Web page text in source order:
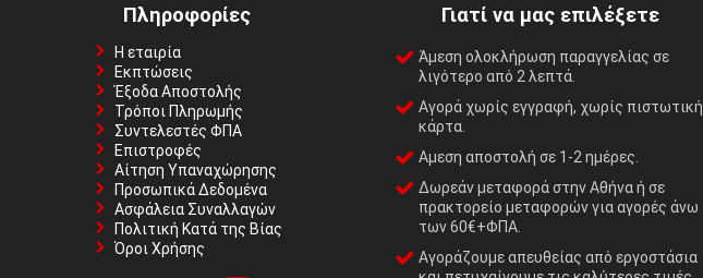
Πληροφορίες
Η εταιρία
Εκπτώσεις
Έξοδα Αποστολής
Τρόποι Πληρωμής
Συντελεστές ΦΠΑ
Επιστροφές
Αίτηση Υπαναχώρησης
Προσωπικά Δεδομένα
Ασφάλεια Συναλλαγών
Πολιτική Κατά της Βίας
Όροι Χρήσης
Γιατί να μας επιλέξετε
Άμεση ολοκλήρωση παραγγελίας σε
λιγότερο από 2 λεπτά.
Αγορά χωρίς εγγραφή, χωρίς πιστωτική
κάρτα.
Αμεση αποστολή σε 1-2 ημέρες.
Δωρεάν μεταφορά στην Αθήνα ή σε
πρακτορείο μεταφορών για αγορές άνω
των 60€+ΦΠΑ.
Αγοράζουμε απευθείας από εργοστάσια